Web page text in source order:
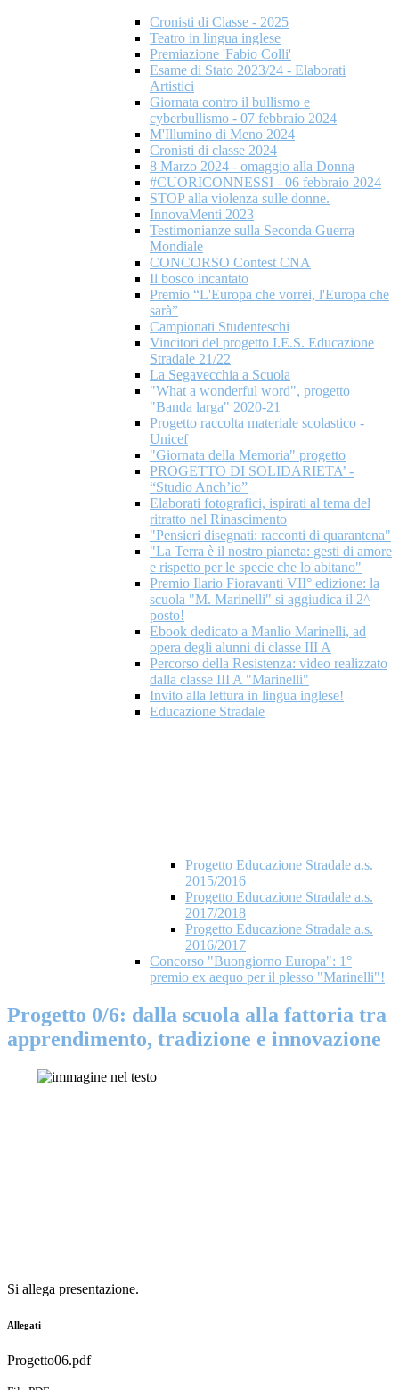
Cronisti di Classe - 2025
Teatro in lingua inglese
Premiazione 'Fabio Colli'
Esame di Stato 2023/24 - Elaborati
Artistici
Giornata contro il bullismo e
cyberbullismo - 07 febbraio 2024
M'Illumino di Meno 2024
Cronisti di classe 2024
8 Marzo 2024 - omaggio alla Donna
#CUORICONNESSI - 06 febbraio 2024
STOP alla violenza sulle donne.
InnovaMenti 2023
Testimonianze sulla Seconda Guerra
Mondiale
CONCORSO Contest CNA
Il bosco incantato
Premio “L'Europa che vorrei, l'Europa che
sarà”
Campionati Studenteschi
Vincitori del progetto I.E.S. Educazione
Stradale 21/22
La Segavecchia a Scuola
"What a wonderful word", progetto
"Banda larga" 2020-21
Progetto raccolta materiale scolastico -
Unicef
"Giornata della Memoria" progetto
PROGETTO DI SOLIDARIETA’ -
“Studio Anch’io”
Elaborati fotografici, ispirati al tema del
ritratto nel Rinascimento
"Pensieri disegnati: racconti di quarantena"
"La Terra è il nostro pianeta: gesti di amore
e rispetto per le specie che lo abitano"
Premio Ilario Fioravanti VII° edizione: la
scuola "M. Marinelli" si aggiudica il 2^
posto!
Ebook dedicato a Manlio Marinelli, ad
opera degli alunni di classe III A
Percorso della Resistenza: video realizzato
dalla classe III A "Marinelli"
Invito alla lettura in lingua inglese!
Educazione Stradale
Progetto Educazione Stradale a.s.
2015/2016
Progetto Educazione Stradale a.s.
2017/2018
Progetto Educazione Stradale a.s.
2016/2017
Concorso "Buongiorno Europa": 1°
premio ex aequo per il plesso "Marinelli"!
Progetto 0/6: dalla scuola alla fattoria tra
apprendimento, tradizione e innovazione
Si allega presentazione.
Allegati
Progetto06.pdf